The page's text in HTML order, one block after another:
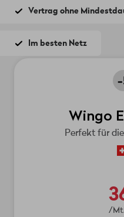
Vertrag ohne
Im besten Netz
Wingo
Perfekt für
/